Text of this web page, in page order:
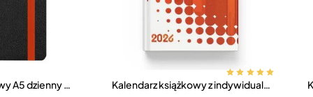
Kalendarz książkowy A5 dzienny Magic Laser z gumką BestsellerKalendarz książkowy z indywidualną okładką A5 dzienny